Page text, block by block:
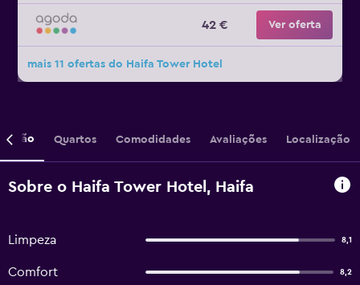
42 € Ver oferta
mais 11 ofertas do Haifa Tower Hotel
Quartos Comodidades Avaliações Localização
Sobre o Haifa Tower Hotel, Haifa
Limpeza 8,1
Comfort 8,2